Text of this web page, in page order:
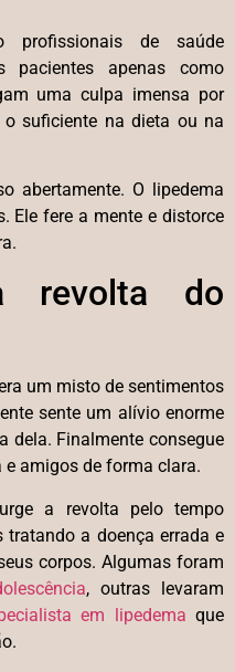
de saúde
pacientes apenas como
uma culpa imensa por
suficiente na dieta ou na
abertamente. O lipedema
Ele fere a mente e distorce
do
um misto de sentimentos
sente um alívio enorme
dela. Finalmente consegue
amigos de forma clara.
a revolta pelo tempo
a doença errada e
corpos. Algumas foram
, outras levaram
em lipedema que